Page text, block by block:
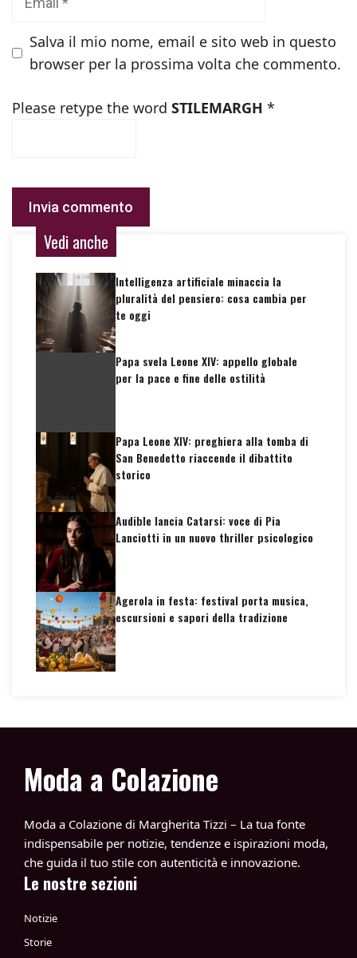
Salva il mio nome, email e sito web in questo
browser per la prossima volta che commento.
Please retype the word STILEMARGH *
Vedi anche
Intelligenza artificiale minaccia la
pluralità del pensiero: cosa cambia per
te oggi
Papa svela Leone XIV: appello globale
per la pace e fine delle ostilità
Papa Leone XIV: preghiera alla tomba di
San Benedetto riaccende il dibattito
storico
Audible lancia Catarsi: voce di Pia
Lanciotti in un nuovo thriller psicologico
Agerola in festa: festival porta musica,
escursioni e sapori della tradizione
Moda a Colazione
Moda a Colazione di Margherita Tizzi – La tua fonte
indispensabile per notizie, tendenze e ispirazioni moda,
che guida il tuo stile con autenticità e innovazione.
Le nostre sezioni
Notizie
Storie